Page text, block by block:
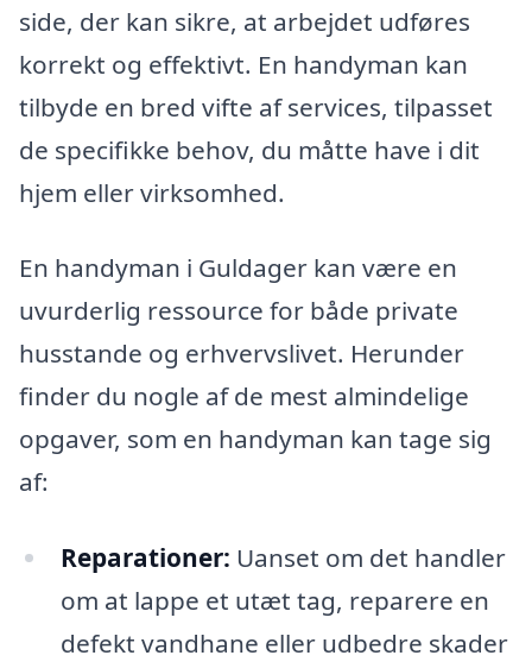
side, der kan sikre, at arbejdet udføres
korrekt og effektivt. En handyman kan
tilbyde en bred vifte af services, tilpasset
de specifikke behov, du måtte have i dit
hjem eller virksomhed.
En handyman i Guldager kan være en
uvurderlig ressource for både private
husstande og erhvervslivet. Herunder
finder du nogle af de mest almindelige
opgaver, som en handyman kan tage sig
af:
Reparationer: Uanset om det handler
om at lappe et utæt tag, reparere en
defekt vandhane eller udbedre skader